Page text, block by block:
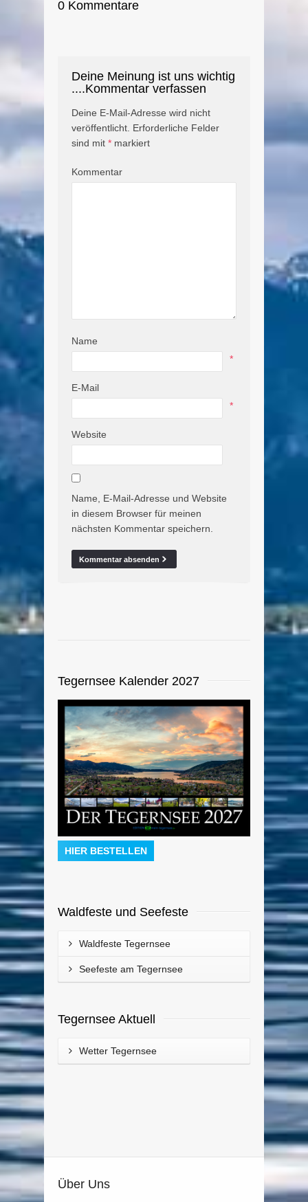
0 Kommentare
Deine Meinung ist uns wichtig
....Kommentar verfassen
Deine E-Mail-Adresse wird nicht
veröffentlicht. Erforderliche Felder
sind mit * markiert
Kommentar
Name
*
E-Mail
*
Website
Name, E-Mail-Adresse und Website
in diesem Browser für meinen
nächsten Kommentar speichern.
Tegernsee Kalender 2027
HIER BESTELLEN
Waldfeste und Seefeste
Waldfeste Tegernsee
Seefeste am Tegernsee
Tegernsee Aktuell
Wetter Tegernsee
Über Uns